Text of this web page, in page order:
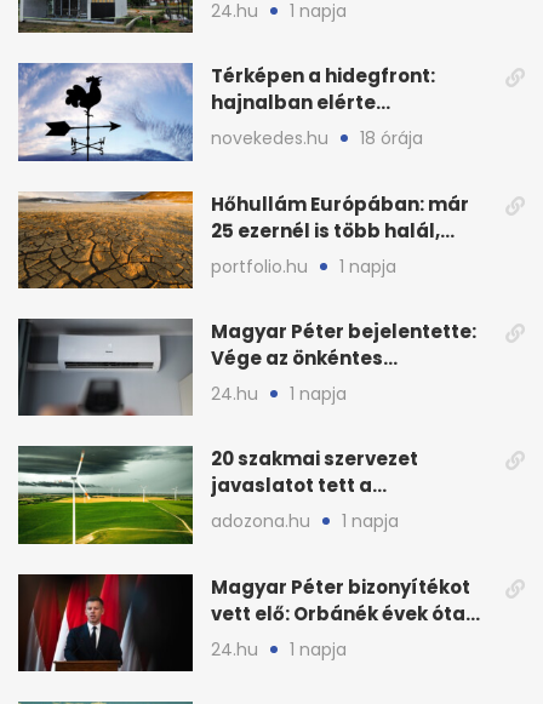
24.hu 1 napja
Térképen a hidegfront:
hajnalban elérte
Magyarország határát
novekedes.hu 18 órája
Hőhullám Európában: már
25 ezernél is több halál,
folytatódhat
portfolio.hu 1 napja
Magyar Péter bejelentette:
Vége az önkéntes
fogyasztáscsökkentésnek
24.hu 1 napja
20 szakmai szervezet
javaslatot tett a
fenntartható szélenergia-
adozona.hu 1 napja
Magyar Péter bizonyítékot
vett elő: Orbánék évek óta
tudtak az energiarendszer
összeomlásáról
24.hu 1 napja